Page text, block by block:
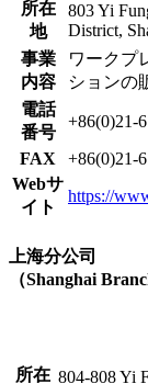
所在
地
803 Yi
District,
事業
内容
ワークプ
ションの
電話
番号
+86(0)21-
FAX
+86(0)21-
Webサ
イト
https://
上海分公司
（Shanghai
所在 804-808 Yi